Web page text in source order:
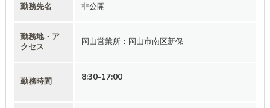
勤務先名 非公開
勤務地・ア
クセス
岡山営業所：岡山市南区新保
勤務時間 8:30-17:00